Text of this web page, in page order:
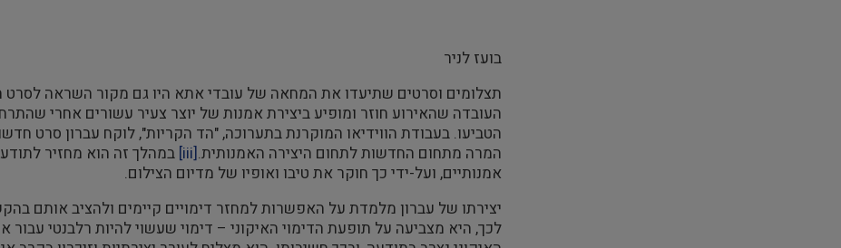
בועז לניר
תצלומים וסרטים שתיעדו את המחאה של עובדי אתא היו גם מקור השראה לסרט
העובדה שהאירוע חוזר ומופיע ביצירת אמנות של יוצר צעיר עשורים אחרי
הטביעו. בעבודת הווידיאו המוקרנת בתערוכה, "הד הקריות", לוקח עברון סרט
המרה מתחום החדשות לתחום היצירה האמנותית.[iii]
במהלך זה הוא מחזיר
אמנותיים, ועל-ידי כך חוקר את טיבו ואופיו של מדיום הצילום.
יצירתו של עברון מלמדת על האפשרות למחזר דימויים קיימים ולהציב אותם
לכך, היא מצביעה על תופעת הדימוי האיקוני – דימוי שעשוי להיות רלבנטי עבור